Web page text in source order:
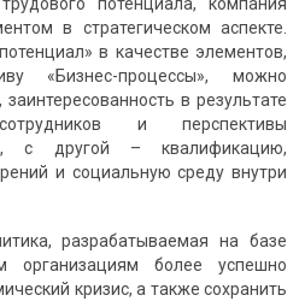
в стратегическом аспекте.
в качестве элементов,
«Бизнес-процессы», можно
в результате
и перспективы
с другой – квалификацию,
и социальную среду внутри
разрабатываемая на базе
более успешно
кризис, а также сохранить